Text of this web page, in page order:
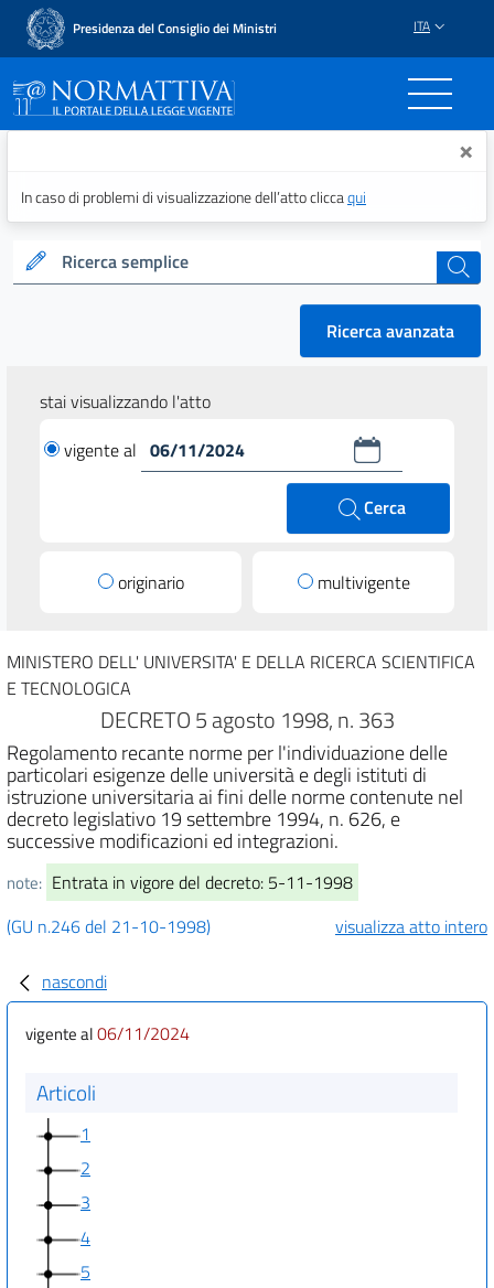
Presidenza del Consiglio dei Ministri ITA
Normattiva - Il portale ×
In caso di problemi di visualizzazione dell’atto cliccaqui
Ricerca semplice cerca
Ricerca avanzata
stai visualizzando l'atto
vigente al
Cerca
originario multivigente
MINISTERO DELL' UNIVERSITA' E DELLA RICERCA SCIENTIFICA
E TECNOLOGICA
DECRETO 5 agosto 1998, n. 363
Regolamento recante norme per l'individuazione delle
particolari esigenze delle università e degli istituti di
istruzione universitaria ai fini delle norme contenute nel
decreto legislativo 19 settembre 1994, n. 626, e
successive modificazioni ed integrazioni.
note: Entrata in vigore del decreto: 5-11-1998
(GU n.246 del 21-10-1998)
visualizza atto intero
nascondi
vigente al06/11/2024
Articoli
1
2
3
4
5